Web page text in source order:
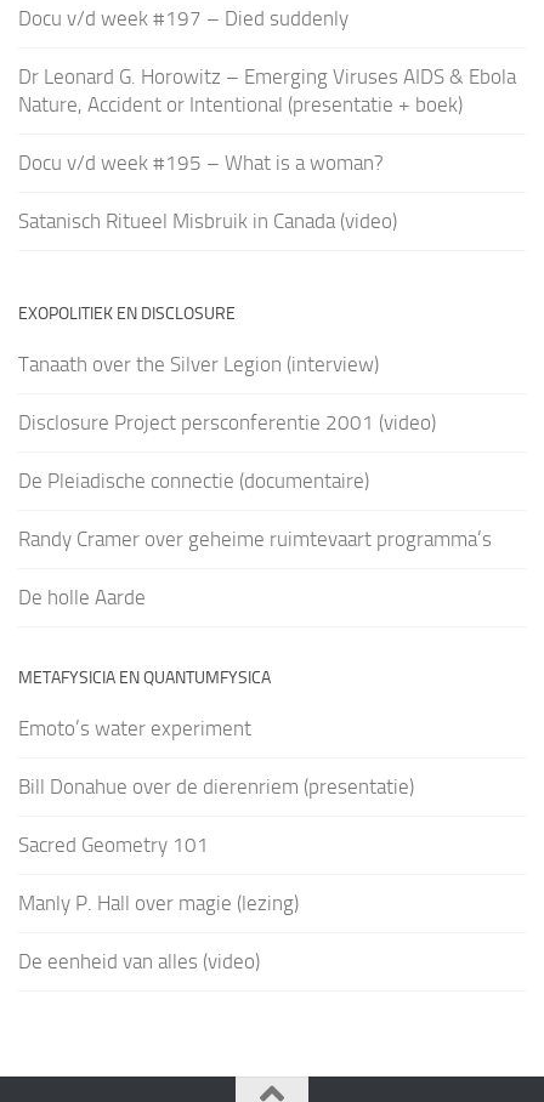
Docu v/d week #197 – Died suddenly
Dr Leonard G. Horowitz – Emerging Viruses AIDS & Ebola
Nature, Accident or Intentional (presentatie + boek)
Docu v/d week #195 – What is a woman?
Satanisch Ritueel Misbruik in Canada (video)
EXOPOLITIEK EN DISCLOSURE
Tanaath over the Silver Legion (interview)
Disclosure Project persconferentie 2001 (video)
De Pleiadische connectie (documentaire)
Randy Cramer over geheime ruimtevaart programma’s
De holle Aarde
METAFYSICIA EN QUANTUMFYSICA
Emoto’s water experiment
Bill Donahue over de dierenriem (presentatie)
Sacred Geometry 101
Manly P. Hall over magie (lezing)
De eenheid van alles (video)